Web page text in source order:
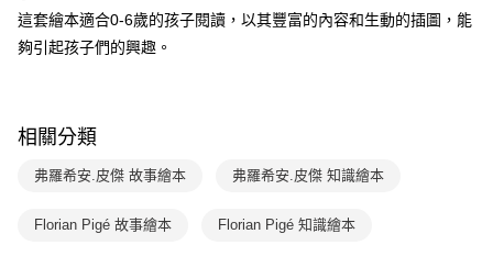
【注意事項】
１．透過由恩沛科技股份有限公司提供之「AFTEE先享後付」服務完成之交
易，需依本服務之必要範圍內提供個人資料，並將交易相關給付款項請求債
３．未成年的使用者請事先徵得法定代理人或監護人之同意方可使用
任。
時審查核予不同之上限額度；若仍有額度不足之情形，本公司將視審查結果
請求用戶進行身份認證。
海外包裹航空運送 查看運費
這套繪本適合0-6歲的孩子閱讀，以其豐富的內容和生動的插圖，能
夠引起孩子們的興趣。
相關分類
弗羅希安.皮傑 故事繪本 弗羅希安.皮傑 知識繪本
Florian Pigé 故事繪本 Florian Pigé 知識繪本